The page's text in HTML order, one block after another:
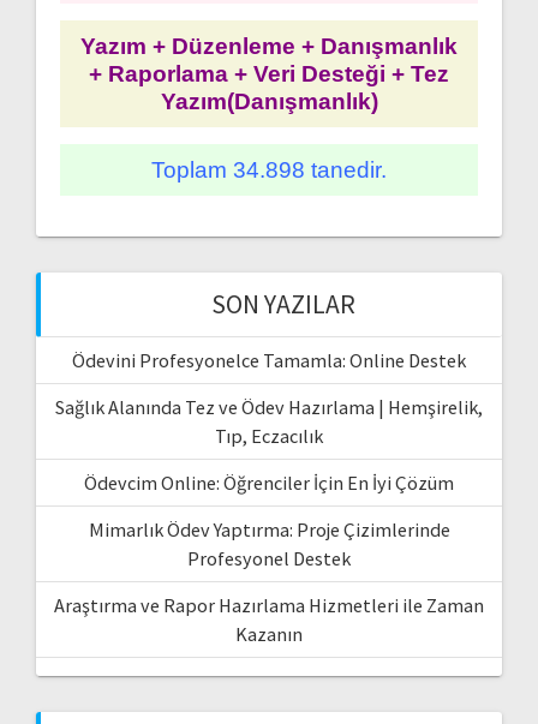
Yazım + Düzenleme + Danışmanlık
+ Raporlama + Veri Desteği + Tez
Yazım(Danışmanlık)
Toplam 34.898 tanedir.
SON YAZILAR
Ödevini Profesyonelce Tamamla: Online Destek
Sağlık Alanında Tez ve Ödev Hazırlama | Hemşirelik,
Tıp, Eczacılık
Ödevcim Online: Öğrenciler İçin En İyi Çözüm
Mimarlık Ödev Yaptırma: Proje Çizimlerinde
Profesyonel Destek
Araştırma ve Rapor Hazırlama Hizmetleri ile Zaman
Kazanın